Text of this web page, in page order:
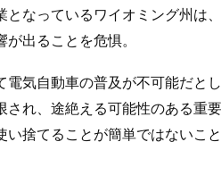
なっているワイオミング州は
出ることを危惧。
電気自動車の普及が不可能だと
れ、途絶える可能性のある重
捨てることが簡単ではないこ